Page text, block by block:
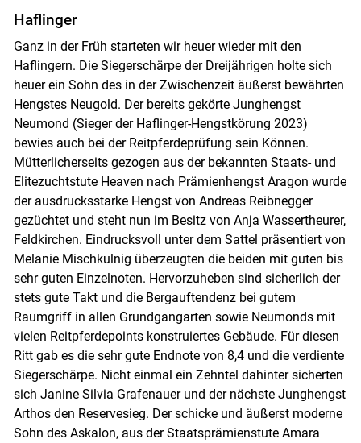
Haflinger
Ganz in der Früh starteten wir heuer wieder mit den
Haflingern. Die Siegerschärpe der Dreijährigen holte sich
heuer ein Sohn des in der Zwischenzeit äußerst bewährten
Hengstes Neugold. Der bereits gekörte Junghengst
Neumond (Sieger der Haflinger-Hengstkörung 2023)
bewies auch bei der Reitpferdeprüfung sein Können.
Mütterlicherseits gezogen aus der bekannten Staats- und
Elitezuchtstute Heaven nach Prämienhengst Aragon wurde
der ausdrucksstarke Hengst von Andreas Reibnegger
gezüchtet und steht nun im Besitz von Anja Wassertheurer,
Feldkirchen. Eindrucksvoll unter dem Sattel präsentiert von
Melanie Mischkulnig überzeugten die beiden mit guten bis
sehr guten Einzelnoten. Hervorzuheben sind sicherlich der
stets gute Takt und die Bergauftendenz bei gutem
Raumgriff in allen Grundgangarten sowie Neumonds mit
vielen Reitpferdepoints konstruiertes Gebäude. Für diesen
Ritt gab es die sehr gute Endnote von 8,4 und die verdiente
Siegerschärpe. Nicht einmal ein Zehntel dahinter sicherten
sich Janine Silvia Grafenauer und der nächste Junghengst
Arthos den Reservesieg. Der schicke und äußerst moderne
Sohn des Askalon, aus der Staatsprämienstute Amara